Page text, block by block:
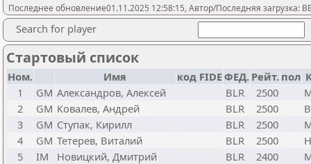
Последнее обновление01.11.2025 12:58:15, Автор/Последняя загрузка:
Search for player
Стартовый список
Ном. Имя код FIDEФЕД. Рейт. пол
1
GM Александров, Алексей BLR 2500
2
GM Ковалев, Андрей BLR 2500
3
GM Ступак, Кирилл BLR 2500
4
GM Тетерев, Виталий BLR 2500
5
IM Новицкий, Дмитрий BLR 2400